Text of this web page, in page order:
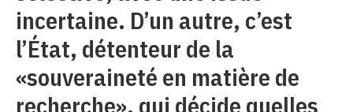
incertaine. D’un autre, c’est
l’État, détenteur de la
«souveraineté en matière de
recherche», qui décide quelles